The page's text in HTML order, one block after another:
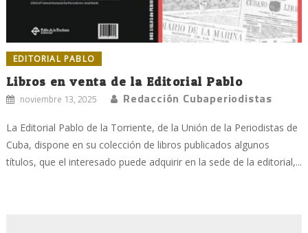
EDITORIAL PABLO
Libros en venta de la Editorial Pablo
noviembre 13, 2025 Redacción Cubaperiodistas
La Editorial Pablo de la Torriente, de la Unión de la Periodistas de
Cuba, dispone en su colección de libros publicados algunos
títulos, que el interesado puede adquirir en la sede de la editorial,...